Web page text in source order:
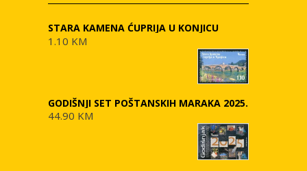
STARA KAMENA ĆUPRIJA U KONJICU
1.10 KM
GODIŠNJI SET POŠTANSKIH MARAKA 2025.
44.90 KM